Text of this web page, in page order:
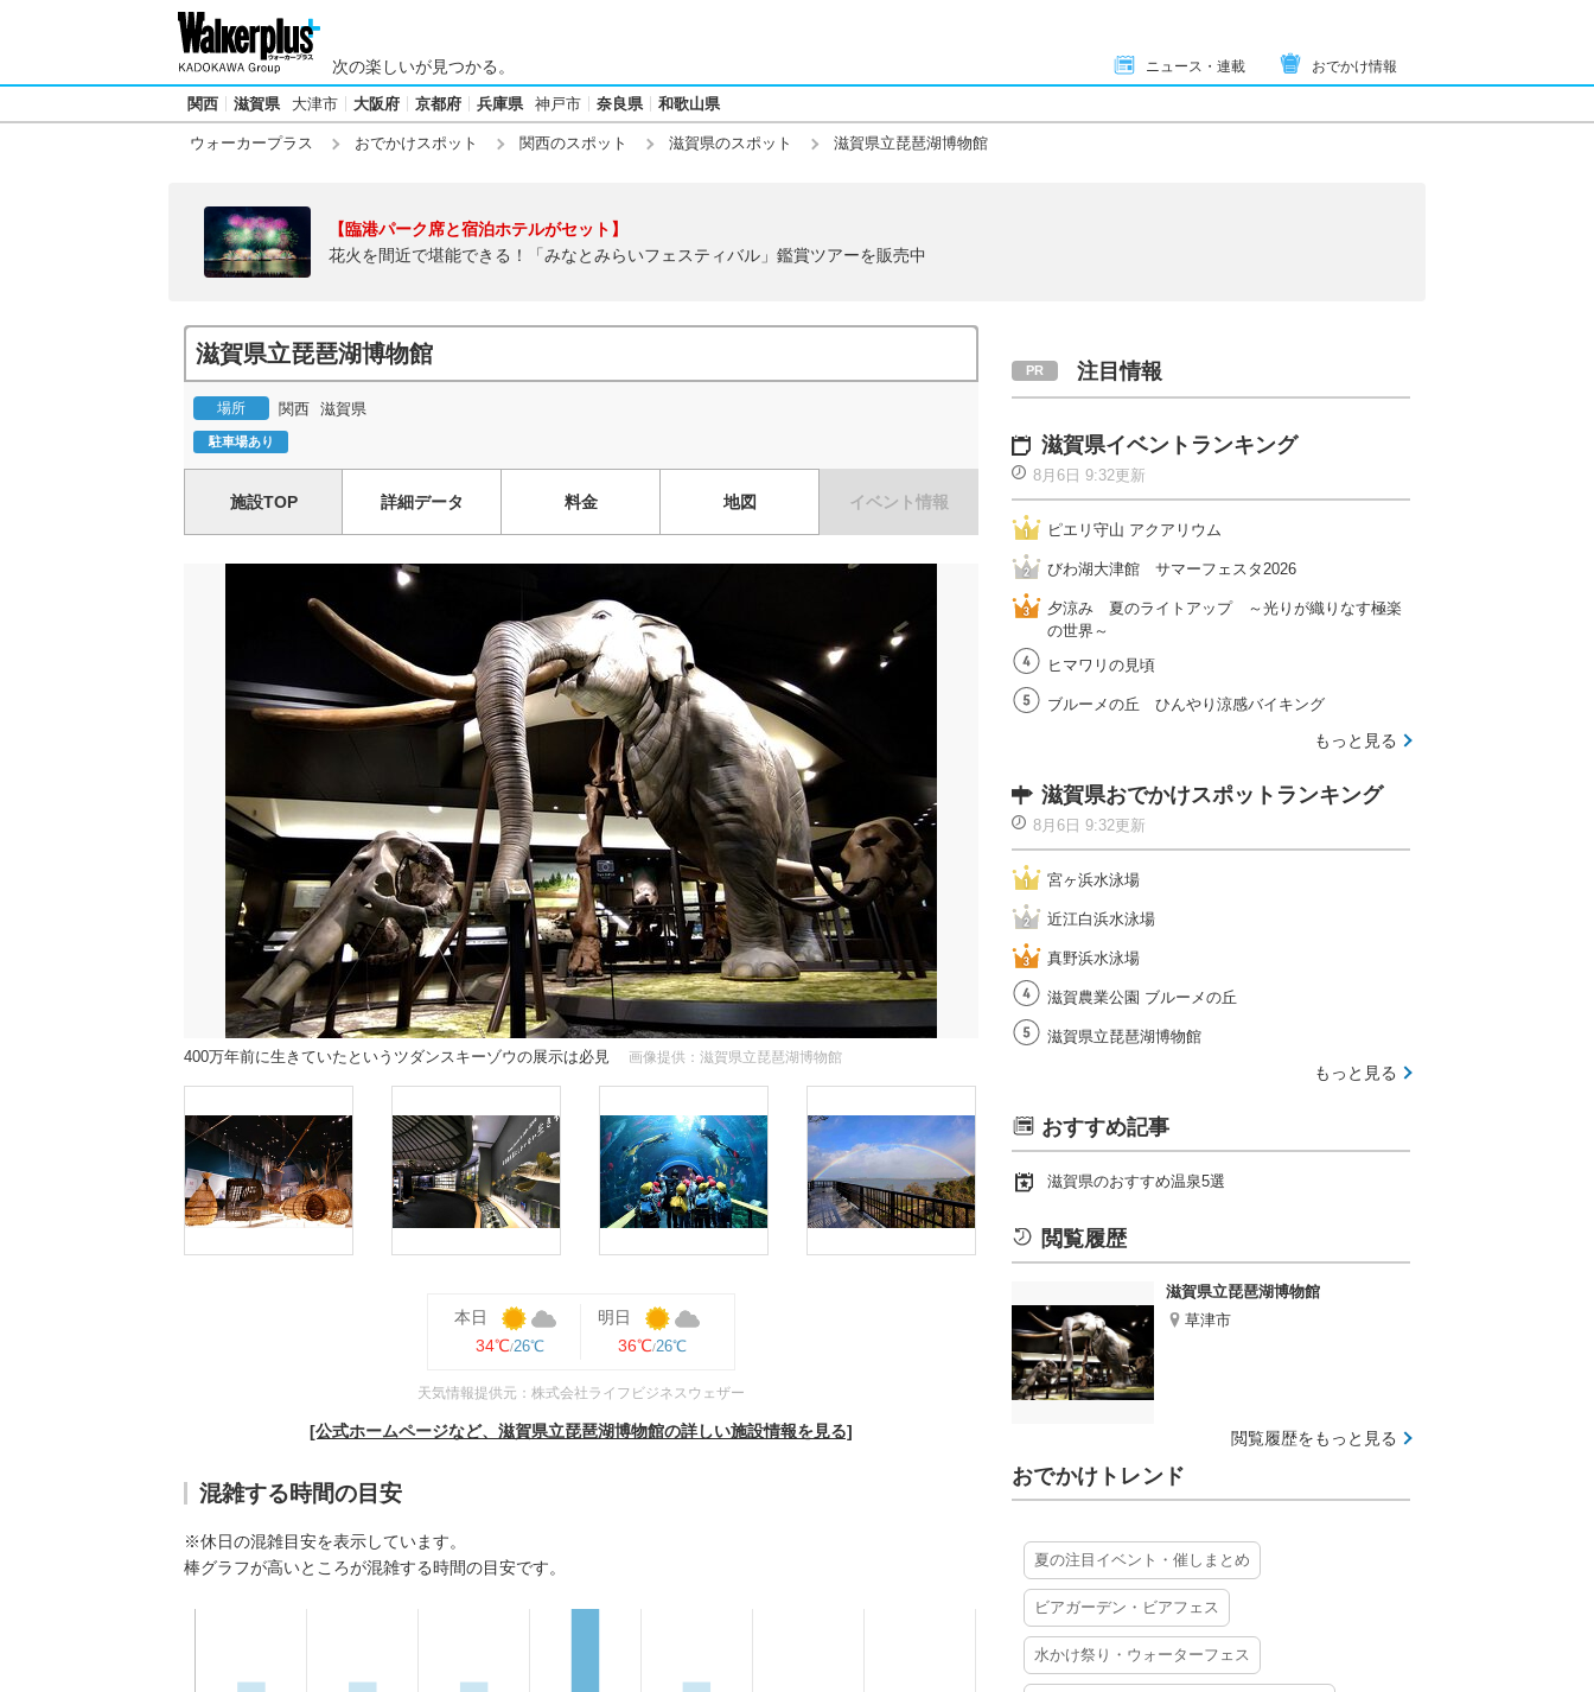
次の楽しいが見つかる。 ニュース・連載 おでかけ情報
関西 滋賀県 大津市 大阪府 京都府 兵庫県 神戸市 奈良県 和歌山県
ウォーカープラス おでかけスポット 関西のスポット 滋賀県のスポット 滋賀県立琵琶湖博物館
【臨港パーク席と宿泊ホテルがセット】
花火を間近で堪能できる！「みなとみらいフェスティバル」鑑賞ツアーを販売中
滋賀県立琵琶湖博物館
場所 関西 滋賀県
駐車場あり
施設TOP 詳細データ 料金 地図 イベント情報
400万年前に生きていたというツダンスキーゾウの展示は必見 画像提供：滋賀県立琵琶湖博物館
本日
34℃ 26℃
明日
36℃ 26℃
天気情報提供元：株式会社ライフビジネスウェザー
[公式ホームページなど、滋賀県立琵琶湖博物館の詳しい施設情報を見る]
混雑する時間の目安
※休日の混雑目安を表示しています。
棒グラフが高いところが混雑する時間の目安です。
注目情報
滋賀県イベントランキング
8月6日 9:32更新
ピエリ守山 アクアリウム
びわ湖大津館 サマーフェスタ2026
夕涼み 夏のライトアップ ～光りが織りなす極楽
の世界～
ヒマワリの見頃
ブルーメの丘 ひんやり涼感バイキング
もっと見る
滋賀県おでかけスポットランキング
8月6日 9:32更新
宮ヶ浜水泳場
近江白浜水泳場
真野浜水泳場
滋賀農業公園 ブルーメの丘
滋賀県立琵琶湖博物館
もっと見る
おすすめ記事
滋賀県のおすすめ温泉5選
閲覧履歴
滋賀県立琵琶湖博物館
草津市
閲覧履歴をもっと見る
おでかけトレンド
夏の注目イベント・催しまとめ
ビアガーデン・ビアフェス
水かけ祭り・ウォーターフェス